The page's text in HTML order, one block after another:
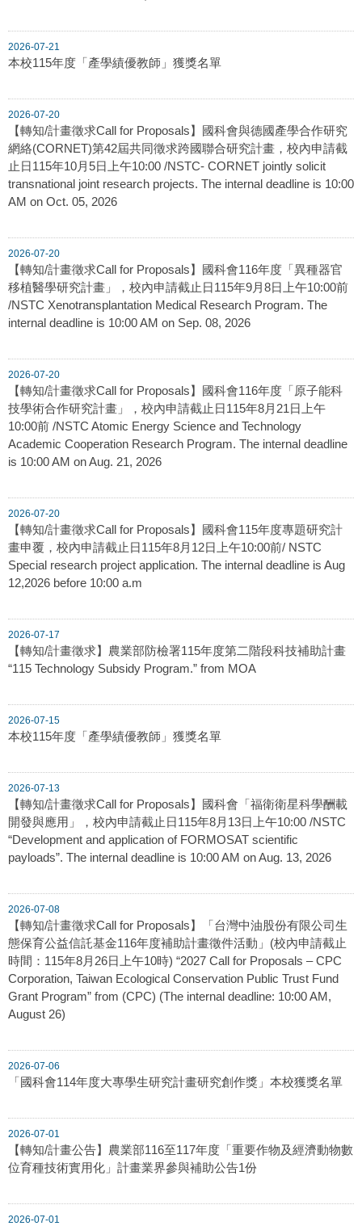
2026-07-21
本校115年度「產學績優教師」獲獎名單
2026-07-20
【轉知/計畫徵求Call for Proposals】國科會與德國產學合作研究
網絡(CORNET)第42屆共同徵求跨國聯合研究計畫，校內申請截
止日115年10月5日上午10:00 /NSTC- CORNET jointly solicit
transnational joint research projects. The internal deadline is 10:00
AM on Oct. 05, 2026
2026-07-20
【轉知/計畫徵求Call for Proposals】國科會116年度「異種器官
移植醫學研究計畫」，校內申請截止日115年9月8日上午10:00前
/NSTC Xenotransplantation Medical Research Program. The
internal deadline is 10:00 AM on Sep. 08, 2026
2026-07-20
【轉知/計畫徵求Call for Proposals】國科會116年度「原子能科
技學術合作研究計畫」，校內申請截止日115年8月21日上午
10:00前 /NSTC Atomic Energy Science and Technology
Academic Cooperation Research Program. The internal deadline
is 10:00 AM on Aug. 21, 2026
2026-07-20
【轉知/計畫徵求Call for Proposals】國科會115年度專題研究計
畫申覆，校內申請截止日115年8月12日上午10:00前/ NSTC
Special research project application. The internal deadline is Aug
12,2026 before 10:00 a.m
2026-07-17
【轉知/計畫徵求】農業部防檢署115年度第二階段科技補助計畫
“115 Technology Subsidy Program.” from MOA
2026-07-15
本校115年度「產學績優教師」獲獎名單
2026-07-13
【轉知/計畫徵求Call for Proposals】國科會「福衛衛星科學酬載
開發與應用」，校內申請截止日115年8月13日上午10:00 /NSTC
“Development and application of FORMOSAT scientific
payloads”. The internal deadline is 10:00 AM on Aug. 13, 2026
2026-07-08
【轉知/計畫徵求Call for Proposals】「台灣中油股份有限公司生
態保育公益信託基金116年度補助計畫徵件活動」(校內申請截止
時間：115年8月26日上午10時) “2027 Call for Proposals – CPC
Corporation, Taiwan Ecological Conservation Public Trust Fund
Grant Program” from (CPC) (The internal deadline: 10:00 AM,
August 26)
2026-07-06
「國科會114年度大專學生研究計畫研究創作獎」本校獲獎名單
2026-07-01
【轉知/計畫公告】農業部116至117年度「重要作物及經濟動物數
位育種技術實用化」計畫業界參與補助公告1份
2026-07-01